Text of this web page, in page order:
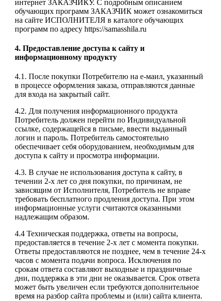
интернет ЗАКАЗЧИКУ. С подробным описанием
обучающих программ ЗАКАЗЧИК может ознакомиться
на сайте ИСПОЛНИТЕЛЯ в каталоге обучающих
программ по адресу https://samasshila.ru
4. Предоставление доступа к сайту и
информационному продукту
4.1. После покупки Потребителю на е-маил, указанный
в процессе оформления заказа, отправляются данные
для входа на закрытый сайт.
4.2. Для получения информационного продукта
Потребитель должен перейти по Индивидуальной
ссылке, содержащейся в письме, ввести выданный
логин и пароль. Потребитель самостоятельно
обеспечивает себя оборудованием, необходимым для
доступа к сайту и просмотра информации.
4.3. В случае не использования доступа к сайту, в
течении 2-х лет со дня покупки, по причинам, не
зависящим от Исполнителя, Потребитель не вправе
требовать бесплатного продления доступа. При этом
информационные услуги считаются оказанными
надлежащим образом.
4.4 Техническая поддержка, ответы на вопросы,
предоставляется в течение 2-х лет с момента покупки.
Ответы предоставляются не позднее, чем в течение 24-х
часов с момента подачи вопроса. Исключения по
срокам ответа составляют выходные и праздничные
дни, поддержка в эти дни не оказывается. Срок ответа
может быть увеличен если требуются дополнительное
время на разбор сайта проблемы и (или) сайта клиента.